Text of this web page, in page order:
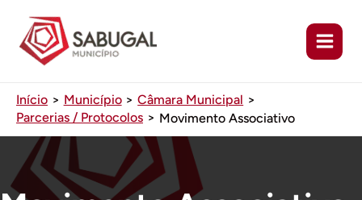
conteúdo
Início Município
Câmara Municipal
Parcerias / Protocolos
Movimento Associativo